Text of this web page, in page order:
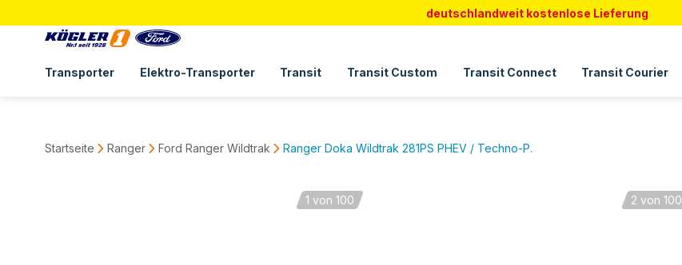
deutschlandweit kostenlose Lieferung
Transporter Elektro-Transporter Transit Transit Custom Transit Connect Transit Courier
Startseite Ranger Ford Ranger Wildtrak Ranger Doka Wildtrak 281PS PHEV / Techno-P.
2 von 100
1 von 100